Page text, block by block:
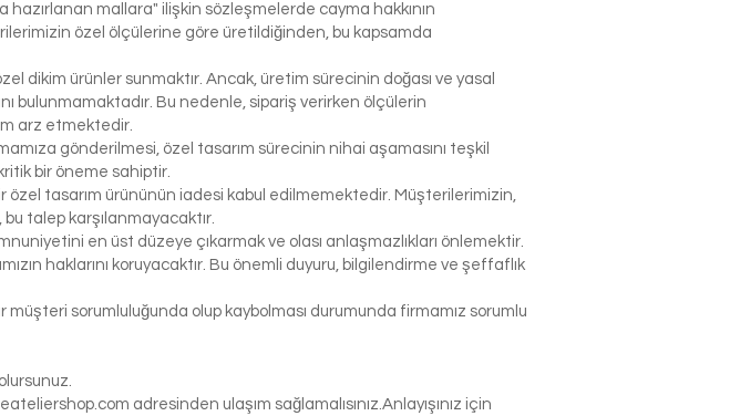
mallara" ilişkin sözleşmelerde cayma hakkının
özel ölçülerine göre üretildiğinden, bu kapsamda
dikim ürünler sunmaktır. Ancak, üretim sürecinin doğası ve yasal
bulunmamaktadır. Bu nedenle, sipariş verirken ölçülerin
arz etmektedir.
gönderilmesi, özel tasarım sürecinin nihai aşamasını teşkil
bir öneme sahiptir.
özel tasarım ürününün iadesi kabul edilmemektedir. Müşterilerimizin,
talep karşılanmayacaktır.
en üst düzeye çıkarmak ve olası anlaşmazlıkları önlemektir.
haklarını koruyacaktır. Bu önemli duyuru, bilgilendirme ve şeffaflık
sorumluluğunda olup kaybolması durumunda firmamız sorumlu
adresinden ulaşım sağlamalısınız.Anlayışınız için